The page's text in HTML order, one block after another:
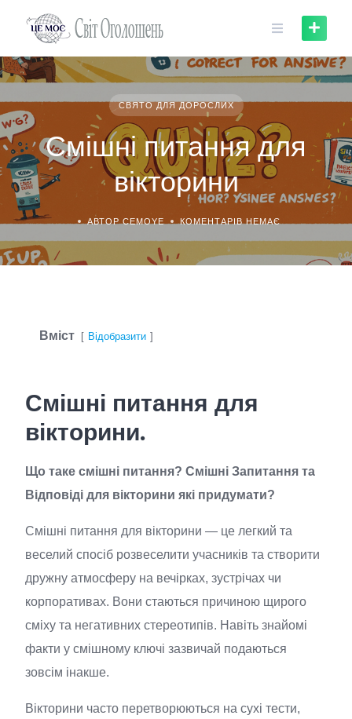
СВЯТО ДЛЯ ДОРОСЛИХ
Смішні питання для
вікторини
АВТОР CEMOYE КОМЕНТАРІВ НЕМАЄ
Вміст Відобразити
Смішні питання для
вікторини.
Що таке смішні питання? Смішні Запитання та
Відповіді для вікторини які придумати?
Смішні питання для вікторини — це легкий та
веселий спосіб розвеселити учасників та створити
дружну атмосферу на вечірках, зустрічах чи
корпоративах. Вони стаються причиною щирого
сміху та негативних стереотипів. Навіть знайомі
факти у смішному ключі зазвичай подаються
зовсім інакше.
Вікторини часто перетворюються на сухі тести,